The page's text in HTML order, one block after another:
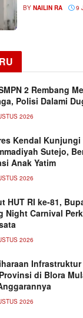
BY NAILIN RA 9
2 Rembang
Polisi Dalami
2026
Kendal
Sutejo,
Anak Yatim
2026
HUT RI ke-81,
Night Carnival
2026
di Blora
2026